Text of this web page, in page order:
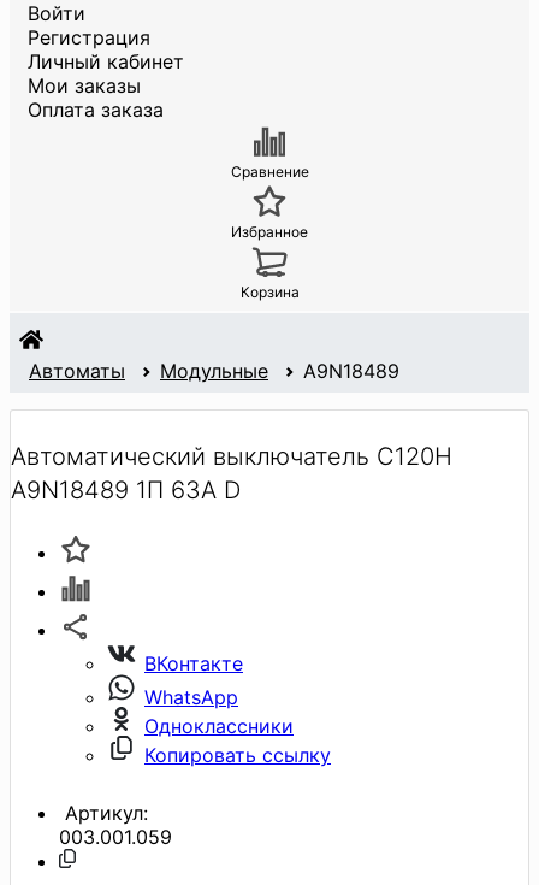
Войти
Регистрация
Личный кабинет
Мои заказы
Оплата заказа
Сравнение
Избранное
Корзина
Автоматы Модульные A9N18489
Автоматический выключатель C120H
A9N18489 1П 63A D
ВКонтакте
WhatsApp
Одноклассники
Копировать ссылку
Артикул:
003.001.059